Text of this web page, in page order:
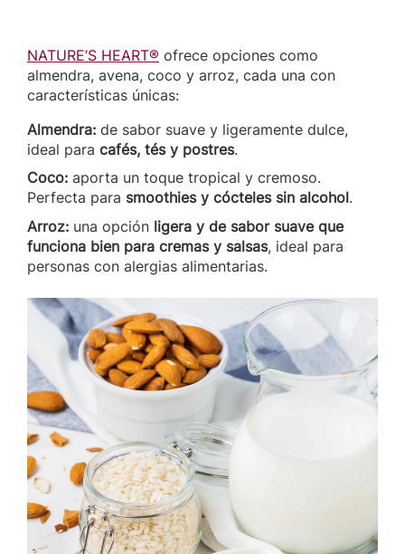
NATURE’S HEART® ofrece opciones como
almendra, avena, coco y arroz, cada una con
características únicas:
Almendra: de sabor suave y ligeramente dulce,
ideal para cafés, tés y postres.
Coco: aporta un toque tropical y cremoso.
Perfecta para smoothies y cócteles sin alcohol.
Arroz: una opción ligera y de sabor suave que
funciona bien para cremas y salsas, ideal para
personas con alergias alimentarias.